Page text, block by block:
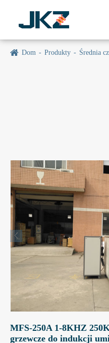
Dom Produkty Średnia

MFS-250A 1-8KHZ
grzewcze do indukcji